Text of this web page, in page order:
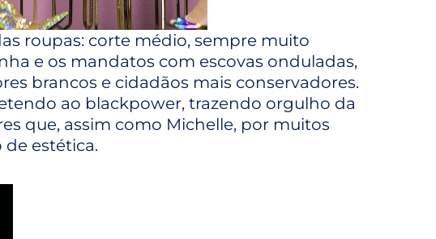
roupas: corte médio, sempre muito
e os mandatos com escovas onduladas,
brancos e cidadãos mais conservadores.
ao blackpower, trazendo orgulho da
que, assim como Michelle, por muitos
estética.